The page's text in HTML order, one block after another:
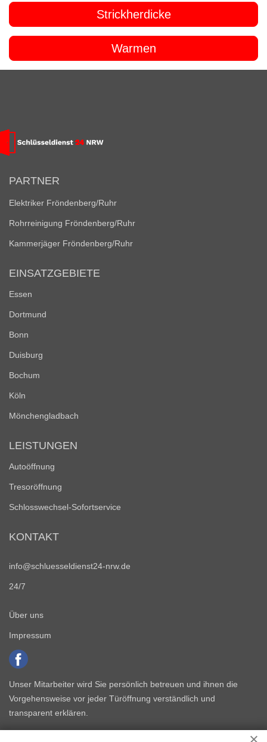
Strickherdicke
Warmen
PARTNER
Elektriker Fröndenberg/Ruhr
Rohrreinigung Fröndenberg/Ruhr
Kammerjäger Fröndenberg/Ruhr
EINSATZGEBIETE
Essen
Dortmund
Bonn
Duisburg
Bochum
Köln
Mönchengladbach
LEISTUNGEN
Autoöffnung
Tresoröffnung
Schlosswechsel-Sofortservice
KONTAKT
info@schluesseldienst24-nrw.de
24/7
Über uns
Impressum
Unser Mitarbeiter wird Sie persönlich betreuen und ihnen die
Vorgehensweise vor jeder Türöffnung verständlich und
transparent erklären.